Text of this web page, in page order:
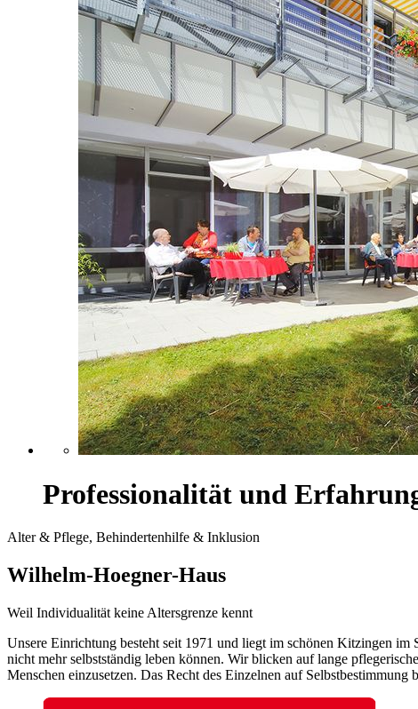
Professionalität und
Alter & Pflege, Behindertenhilfe & Inklusion
Wilhelm-Hoegner-Haus
Weil Individualität keine Altersgrenze kennt
Unsere Einrichtung besteht seit 1971 und liegt im schönen Kitzingen
nicht mehr selbstständig leben können. Wir blicken auf lange
Menschen einzusetzen. Das Recht des Einzelnen auf